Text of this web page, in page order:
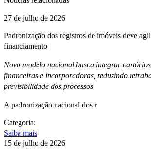
27 de julho de 2026
Padronização dos registros de imóveis deve
financiamento
Novo modelo nacional busca integrar
financeiras e incorporadoras, reduzindo
previsibilidade dos processos
A padronização nacional dos r
Categoria:
Saiba mais
15 de julho de 2026